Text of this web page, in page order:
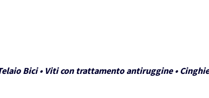
Bici • Viti con trattamento antiruggine •